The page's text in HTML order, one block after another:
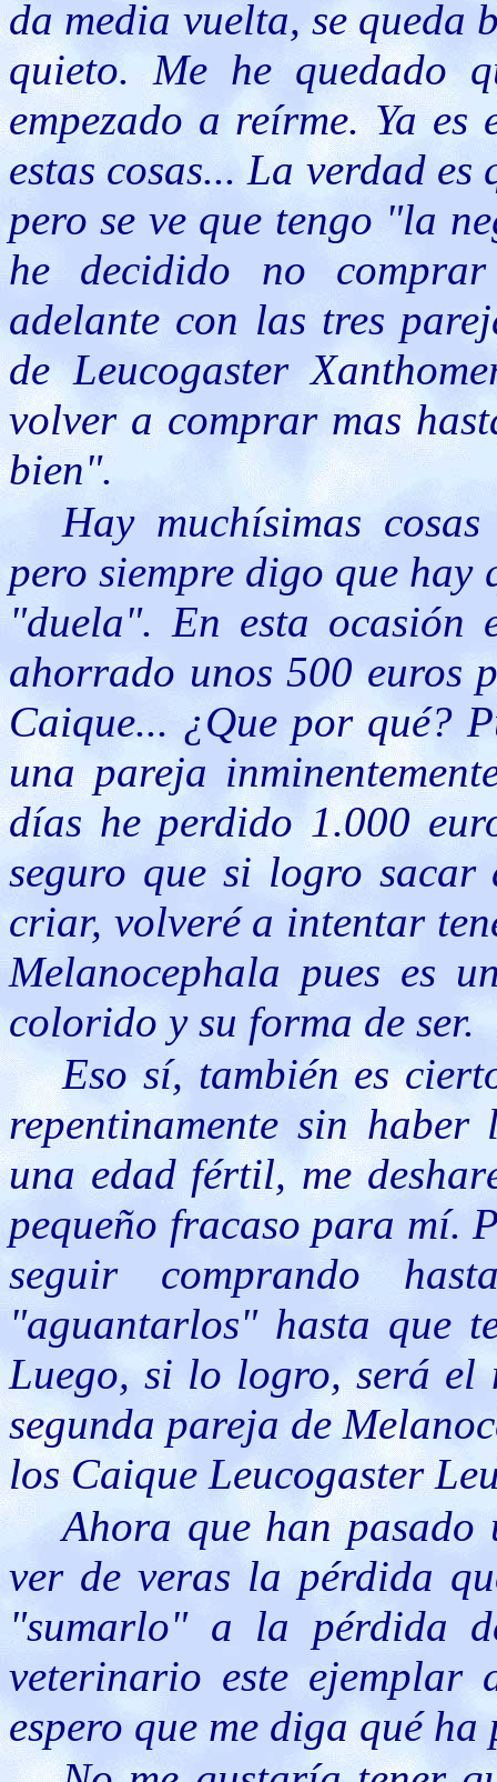
da media vuelta, se queda
quieto. Me he quedado
empezado a reírme. Ya
estas cosas... La verdad
pero se ve que tengo "la
he decidido no
adelante con las tres
de Leucogaster
volver a comprar mas
bien".
Hay muchísimas
pero siempre digo que
"duela". En esta ocasión
ahorrado unos 500 euros
Caique... ¿Que por qué?
una pareja
días he perdido 1.000
seguro que si logro sacar
criar, volveré a intentar
Melanocephala pues es
colorido y su forma de ser.
Eso sí, también es
repentinamente sin
una edad fértil, me
pequeño fracaso para mí.
seguir comprando
"aguantarlos" hasta que
Luego, si lo logro, será el
segunda pareja de
los Caique Leucogaster
Ahora que han pasado
ver de veras la pérdida
"sumarlo" a la pérdida
veterinario este ejemplar
espero que me diga qué ha